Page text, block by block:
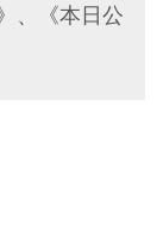
、《本日公